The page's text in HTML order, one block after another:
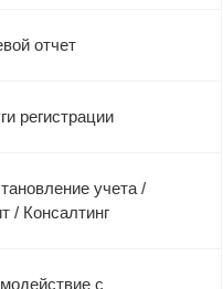
отчет
регистрации
учета /
/ Консалтинг
с